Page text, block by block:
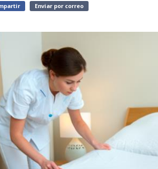
Enviar por correo